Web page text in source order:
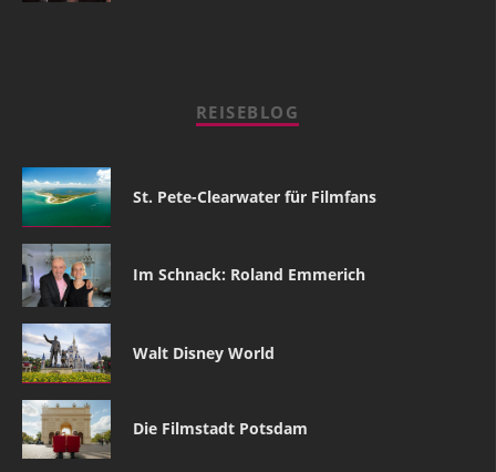
REISEBLOG
St. Pete-Clearwater für Filmfans
Im Schnack: Roland Emmerich
Walt Disney World
Die Filmstadt Potsdam